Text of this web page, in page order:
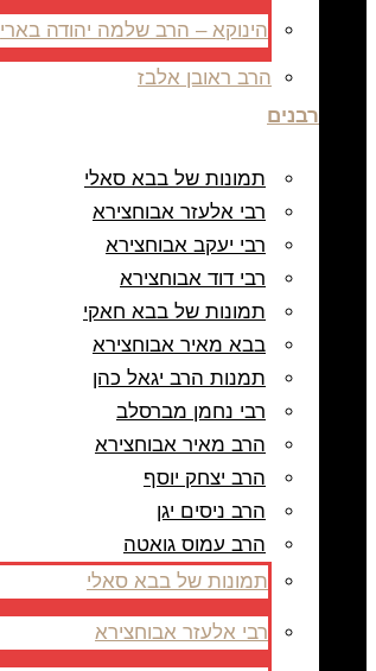
הינוקא – הרב שלמה יהודה בארי
הרב ראובן אלבז
רבנים
תמונות של בבא סאלי
רבי אלעזר אבוחצירא
רבי יעקב אבוחצירא
רבי דוד אבוחצירא
תמונות של בבא חאקי
בבא מאיר אבוחצירא
תמנות הרב יגאל כהן
רבי נחמן מברסלב
הרב מאיר אבוחצירא
הרב יצחק יוסף
הרב ניסים יגן
הרב עמוס גואטה
תמונות של בבא סאלי
רבי אלעזר אבוחצירא